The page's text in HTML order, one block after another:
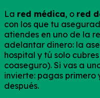
La red médica, o red
con los que tu
atiendes en uno de la
adelantar dinero: la
hospital y tú solo
coaseguro). Si vas a
invierte: pagas
después.